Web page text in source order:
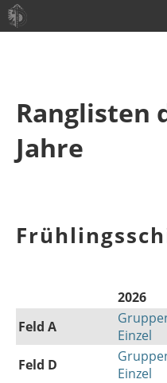
Ranglisten
Jahre
2026
Feld A
Einzel
Feld D
Einzel